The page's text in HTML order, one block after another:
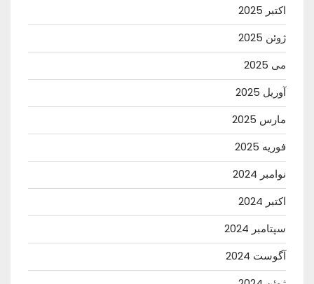
اکتبر 2025
ژوئن 2025
می 2025
آوریل 2025
مارس 2025
فوریه 2025
نوامبر 2024
اکتبر 2024
سپتامبر 2024
آگوست 2024